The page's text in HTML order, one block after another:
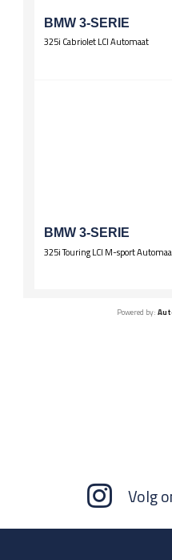
BMW 3-SERIE
325i Cabriolet LCI Automaat
BMW 3-SERIE
325i Touring LCI M-sport
Powered by:
Volg